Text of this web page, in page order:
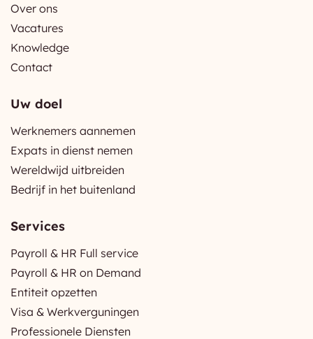
Over ons
Vacatures
Knowledge
Contact
Uw doel
Werknemers aannemen
Expats in dienst nemen
Wereldwijd uitbreiden
Bedrijf in het buitenland
Services
Payroll & HR Full service
Payroll & HR on Demand
Entiteit opzetten
Visa & Werkverguningen
Professionele Diensten